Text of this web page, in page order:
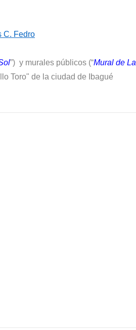
C. Fedro
”) y murales públicos (“Mural de La
Toro" de la ciudad de Ibagué